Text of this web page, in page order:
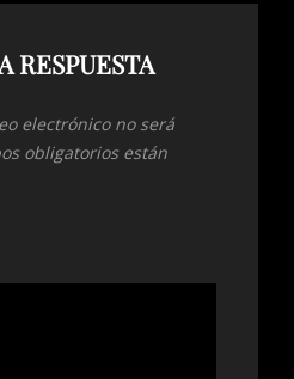
RESPUESTA
electrónico no será
obligatorios están